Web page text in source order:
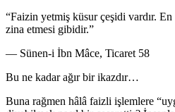
“Faizin yetmiş küsur çeşidi vardır.
zina etmesi gibidir.”
— Sünen-i İbn Mâce, Ticaret 58
Bu ne kadar ağır bir ikazdır…
Buna rağmen hâlâ faizli işlemlere